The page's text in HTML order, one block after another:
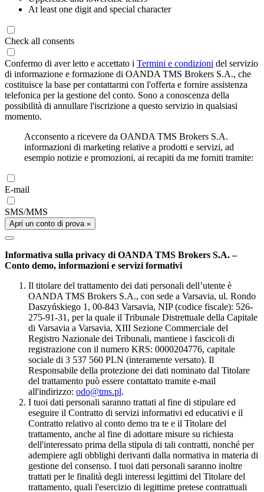
At least one digit and special character
Check all consents
Confermo di aver letto e accettato i Termini e condizioni del servizio
di informazione e formazione di OANDA TMS Brokers S.A., che
costituisce la base per contattarmi con l'offerta e fornire assistenza
telefonica per la gestione del conto. Sono a conoscenza della
possibilità di annullare l'iscrizione a questo servizio in qualsiasi
momento.
Acconsento a ricevere da OANDA TMS Brokers S.A.
informazioni di marketing relative a prodotti e servizi, ad
esempio notizie e promozioni, ai recapiti da me forniti tramite:
E-mail
SMS/MMS
Apri un conto di prova »
Informativa sulla privacy di OANDA TMS Brokers S.A. –
Conto demo, informazioni e servizi formativi
Il titolare del trattamento dei dati personali dell’utente è
OANDA TMS Brokers S.A., con sede a Varsavia, ul. Rondo
Daszyńskiego 1, 00-843 Varsavia, NIP (codice fiscale): 526-
275-91-31, per la quale il Tribunale Distrettuale della Capitale
di Varsavia a Varsavia, XIII Sezione Commerciale del
Registro Nazionale dei Tribunali, mantiene i fascicoli di
registrazione con il numero KRS: 0000204776, capitale
sociale di 3 537 560 PLN (interamente versato). Il
Responsabile della protezione dei dati nominato dal Titolare
del trattamento può essere contattato tramite e-mail
all'indirizzo: odo@tms.pl.
I tuoi dati personali saranno trattati al fine di stipulare ed
eseguire il Contratto di servizi informativi ed educativi e il
Contratto relativo al conto demo tra te e il Titolare del
trattamento, anche al fine di adottare misure su richiesta
dell'interessato prima della stipula di tali contratti, nonché per
adempiere agli obblighi derivanti dalla normativa in materia di
gestione del consenso. I tuoi dati personali saranno inoltre
trattati per le finalità degli interessi legittimi del Titolare del
trattamento, quali l'esercizio di legittime pretese contrattuali